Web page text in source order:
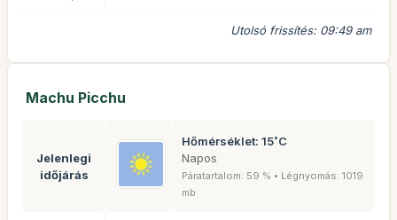
Utolsó frissítés: 09:49 am
Machu Picchu
Jelenlegi
időjárás
Hőmérséklet: 15˚C
Napos
Páratartalom: 59 % • Légnyomás: 1019
mb